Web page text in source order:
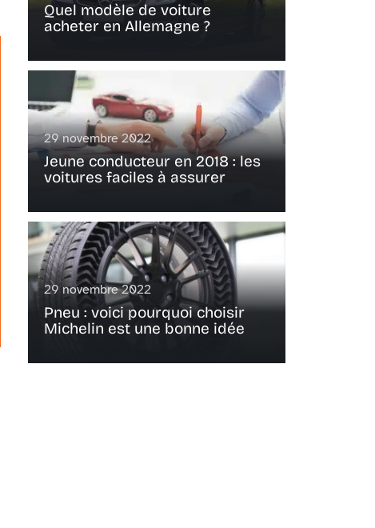
Quel modèle de voiture
acheter en Allemagne ?
29 novembre 2022
Jeune conducteur en 2018 : les
voitures faciles à assurer
29 novembre 2022
Pneu : voici pourquoi choisir
Michelin est une bonne idée